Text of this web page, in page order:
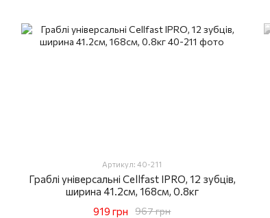
Артикул: 40-211
Граблі універсальні Cellfast IPRO, 12 зубців,
ширина 41.2см, 168см, 0.8кг
967 грн
919 грн